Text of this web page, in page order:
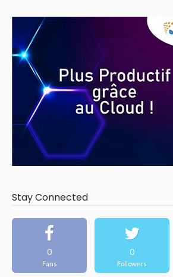
Stay Connected
0
Fans
0
Followers